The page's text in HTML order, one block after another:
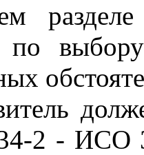
по
2 - ИСО